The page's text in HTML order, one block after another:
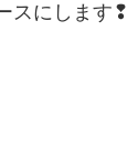
スにします❢